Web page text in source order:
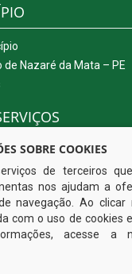
de Nazaré da Mata – PE
ao Usuário
(eSIC)
SOBRE COOKIES
de terceiros
nos ajudam a
navegação. Ao clicar
com o uso de cookies
acesse a